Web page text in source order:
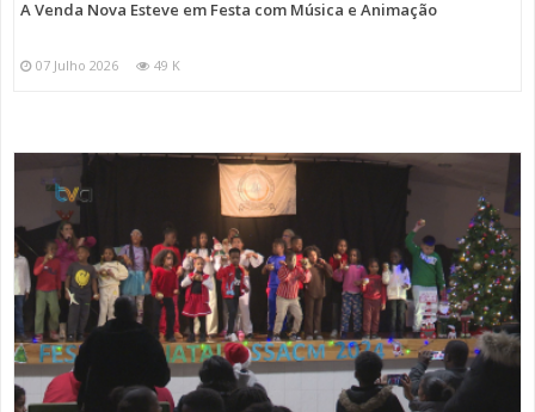
A Venda Nova Esteve em Festa com Música e Animação
07 Julho 2026 49 K